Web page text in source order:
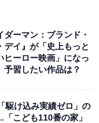
最適。神奈川を
として、不動の
場規制が行われ
公式Webサイト
ダーマン：ブランド・
デイ』が「史上もっと
ヒーロー映画」になっ
予習したい作品は？
駆け込み実績ゼロ」の
こども110番の家」